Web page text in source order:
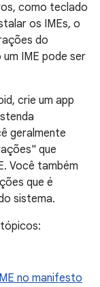
como teclado
os IMEs, o
do
IME pode ser
crie um app
geralmente
que
Você também
que é
sistema.
no manifesto